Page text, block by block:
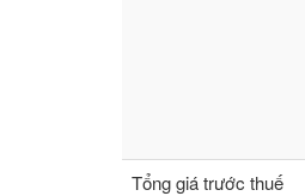
Tổng giá trước thuế